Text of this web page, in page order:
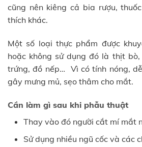
cũng nên kiêng cả bia rượu,
thích khác.
Một số loại thực phẩm được
hoặc không sử dụng đó là thịt
trứng, đồ nếp… Vì có tính nóng,
gây mưng mủ, sẹo thâm cho mắt.
Cần làm gì sau khi phẫu thuật
Thay vào đó người cắt mí mắt
Sử dụng nhiều ngũ cốc và các